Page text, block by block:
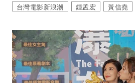
台灣電影新浪潮
鍾孟宏 黃信堯